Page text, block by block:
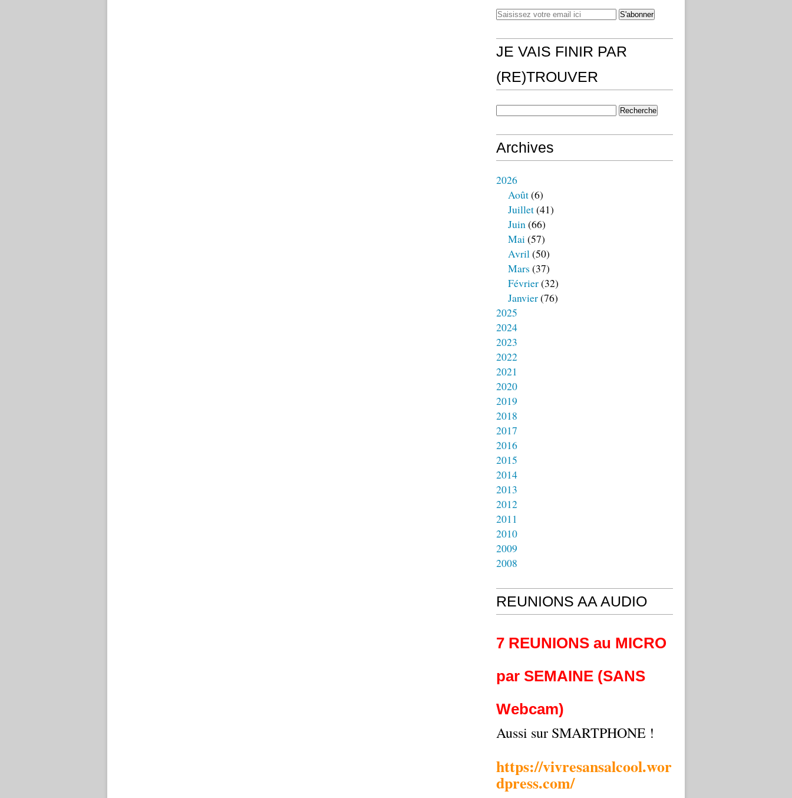
JE VAIS FINIR PAR
(RE)TROUVER
Archives
2026
Août(6)
Juillet(41)
Juin(66)
Mai(57)
Avril(50)
Mars (37)
Février(32)
Janvier(76)
2025
2024
2023
2022
2021
2020
2019
2018
2017
2016
2015
2014
2013
2012
2011
2010
2009
2008
REUNIONS AA AUDIO
7 REUNIONS au MICRO
par SEMAINE (SANS
Webcam)
Aussi sur SMARTPHONE !
https://vivresansalcool.wor
dpress.com/